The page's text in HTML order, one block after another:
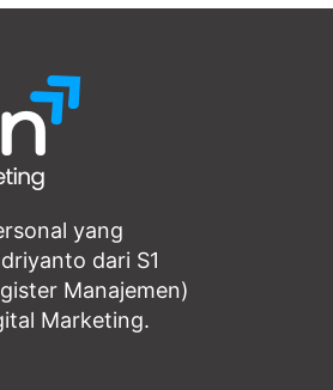
yang
dari S1
Manajemen)
Marketing.